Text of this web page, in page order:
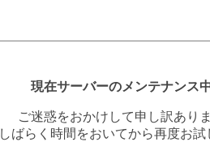
現在サーバーのメンテナンス中
ご迷惑をおかけして申し訳あり
しばらく時間をおいてから再度お試